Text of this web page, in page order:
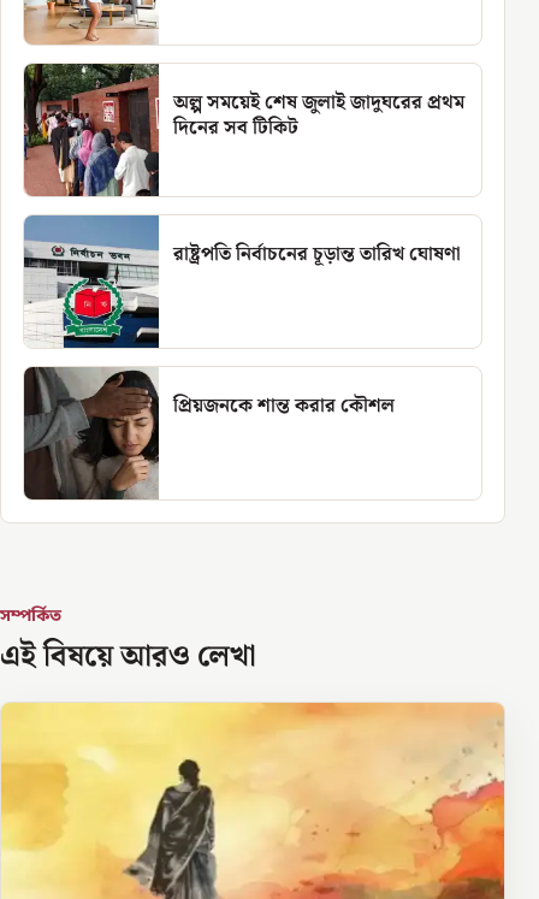
অল্প সময়েই শেষ জুলাই জাদুঘরের প্রথম
দিনের সব টিকিট
রাষ্ট্রপতি নির্বাচনের চূড়ান্ত তারিখ ঘোষণা
প্রিয়জনকে শান্ত করার কৌশল
সম্পর্কিত
এই বিষয়ে আরও লেখা